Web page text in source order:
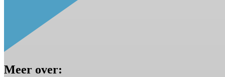
Meer over: